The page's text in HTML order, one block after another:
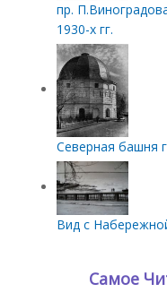
пр.
1930-х гг.
Северная башня
Вид с
Самое